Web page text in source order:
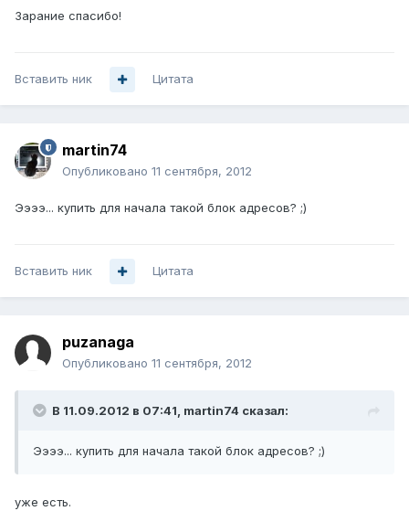
Зарание спасибо!
Вставить ник Цитата
martin74
Опубликовано 11 сентября, 2012
Ээээ... купить для начала такой блок адресов? ;)
Вставить ник Цитата
puzanaga
Опубликовано 11 сентября, 2012
В 11.09.2012 в 07:41, martin74 сказал:
Ээээ... купить для начала такой блок адресов? ;)
уже есть.